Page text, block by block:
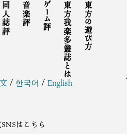
同人誌評 音楽評 ゲーム評 東方我楽多叢誌とは 東方の遊び方
/ 한국어 / English
はこちら